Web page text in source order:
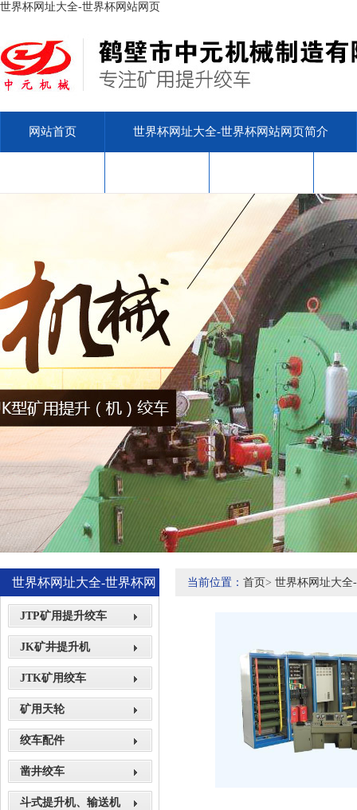
世界杯网址大全-世界杯网站网页
网站首页 世界杯网址大全-世界杯网站网页简介
世界杯网址大全-世界杯网
站网页展示
JTP矿用提升绞车
JK矿井提升机
JTK矿用绞车
矿用天轮
绞车配件
凿井绞车
斗式提升机、输送机
当前位置： 首页> 世界杯网址大全